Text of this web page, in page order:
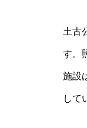
土古
す。
施設
して